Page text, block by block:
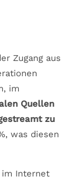
Zugang aus
im
Quellen
zu
was diesen
im Internet